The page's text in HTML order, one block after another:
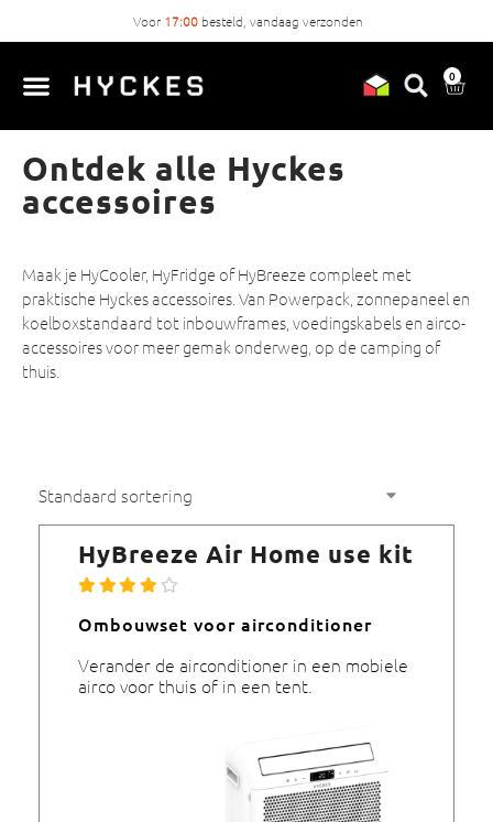
Voor 17:00besteld, vandaag verzonden
0
Ontdek alle Hyckes
accessoires
Maak je HyCooler, HyFridge of HyBreeze compleet met
praktische Hyckes accessoires. Van Powerpack, zonnepaneel en
koelboxstandaard tot inbouwframes, voedingskabels en airco-
accessoires voor meer gemak onderweg, op de camping of
thuis.
HyBreeze Air Home use kit
Ombouwset voor airconditioner
Verander de airconditioner in een mobiele
airco voor thuis of in een tent.